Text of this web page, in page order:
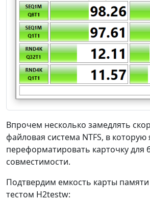
Впрочем несколько замедлять
файловая система NTFS, в
переформатировать карточку для
совместимости.
Подтвердим емкость карты памяти
тестом H2testw: